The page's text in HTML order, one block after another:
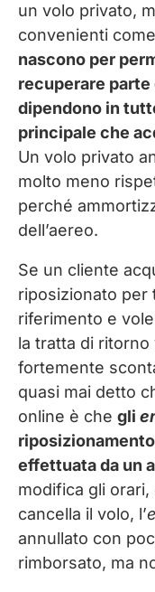
un volo privato,
convenienti
nascono per
recuperare
dipendono in
principale che
Un volo privato
molto meno
perché
dell’aereo.
Se un cliente
riposizionato per
riferimento e
la tratta di
fortemente
quasi mai detto
online è che gli
effettuata da un
modifica gli
cancella il volo, l’
annullato con
rimborsato, ma